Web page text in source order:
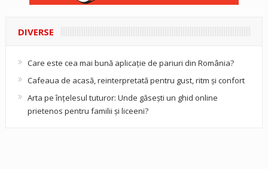
DIVERSE
Care este cea mai bună aplicație de pariuri din România?
Cafeaua de acasă, reinterpretată pentru gust, ritm și confort
Arta pe înțelesul tuturor: Unde găsești un ghid online
prietenos pentru familii și liceeni?